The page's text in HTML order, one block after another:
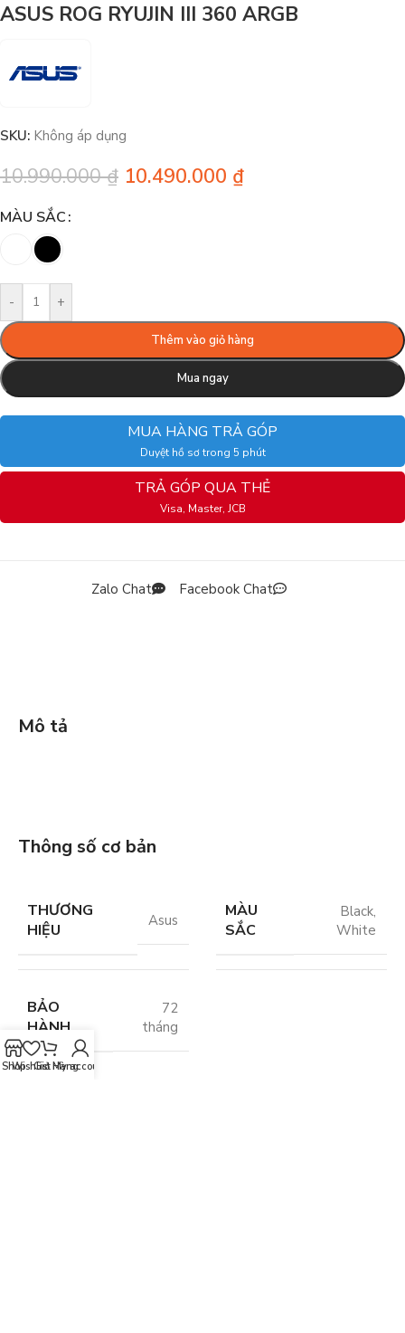
ASUS ROG RYUJIN III 360 ARGB
SKU: Không áp dụng
10.990.000₫ 10.490.000 ₫
MÀU SẮC
- +
Thêm vào giỏ hàng
Mua ngay
MUA HÀNG TRẢ GÓP
Duyệt hồ sơ trong 5 phút
TRẢ GÓP QUA THẺ
Visa, Master, JCB
Zalo Chat Facebook Chat
Mô tả
Thông số cơ bản
THƯƠNG
HIỆU
Asus
MÀU
SẮC
Black,
White
BẢO
HÀNH
72
tháng
ShopWishlistGiỏ Hàng
My account